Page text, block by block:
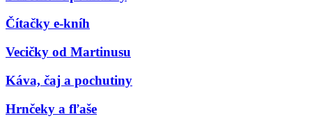
Čítačky e-kníh
Vecičky od Martinusu
Káva, čaj a pochutiny
Hrnčeky a fľaše